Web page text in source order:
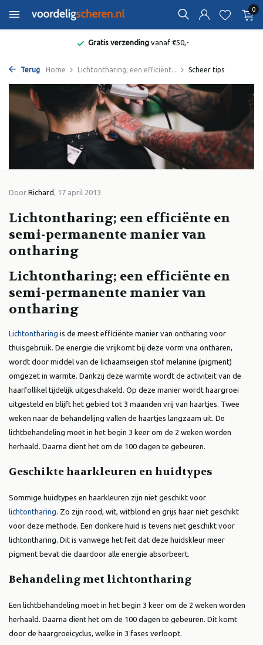
0
Gratis verzendingvanaf €50,-
Terug Home Lichtontharing; een efficiënt... Scheer tips
Door Richard, 17 april 2013
Lichtontharing; een efficiënte en
semi-permanente manier van
ontharing
Lichtontharing; een efficiënte en
semi-permanente manier van
ontharing
Lichtontharing is de meest efficiënte manier van ontharing voor
thuisgebruik. De energie die vrijkomt bij deze vorm vna ontharen,
wordt door middel van de lichaamseigen stof melanine (pigment)
omgezet in warmte. Dankzij deze warmte wordt de activiteit van de
haarfollikel tijdelijk uitgeschakeld. Op deze manier wordt haargroei
uitgesteld en blijft het gebied tot 3 maanden vrij van haartjes. Twee
weken naar de behandelijng vallen de haartjes langzaam uit. De
lichtbehandeling moet in het begin 3 keer om de 2 weken worden
herhaald. Daarna dient het om de 100 dagen te gebeuren.
Geschikte haarkleuren en huidtypes
Sommige huidtypes en haarkleuren zijn niet geschikt voor
lichtontharing. Zo zijn rood, wit, witblond en grijs haar niet geschikt
voor deze methode. Een donkere huid is tevens niet geschikt voor
lichtontharing. Dit is vanwege het feit dat deze huidskleur meer
pigment bevat die daardoor alle energie absorbeert.
Behandeling met lichtontharing
Een lichtbehandeling moet in het begin 3 keer om de 2 weken worden
herhaald. Daarna dient het om de 100 dagen te gebeuren. Dit komt
door de haargroeicyclus, welke in 3 fases verloopt.